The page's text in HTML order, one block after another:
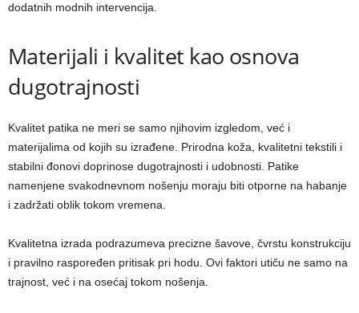
dodatnih modnih intervencija.
Materijali i kvalitet kao osnova
dugotrajnosti
Kvalitet patika ne meri se samo njihovim izgledom, već i
materijalima od kojih su izrađene. Prirodna koža, kvalitetni tekstili i
stabilni đonovi doprinose dugotrajnosti i udobnosti. Patike
namenjene svakodnevnom nošenju moraju biti otporne na habanje
i zadržati oblik tokom vremena.
Kvalitetna izrada podrazumeva precizne šavove, čvrstu konstrukciju
i pravilno raspoređen pritisak pri hodu. Ovi faktori utiču ne samo na
trajnost, već i na osećaj tokom nošenja.